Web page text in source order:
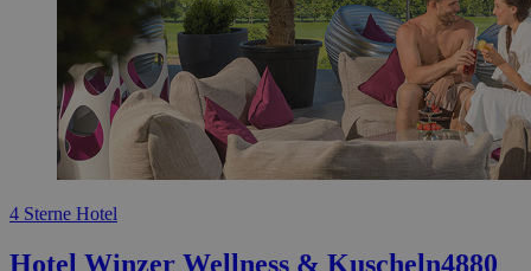
4 Sterne Hotel
Hotel Winzer Wellness & Kuscheln4880